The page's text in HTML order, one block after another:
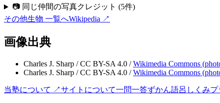
📷 同じ仲間の写真クレジット (5件)
その他生物 一覧へWikipedia ↗
画像出典
Charles J. Sharp /CC BY-SA 4.0 / Wikimedia Commons (
Charles J. Sharp /CC BY-SA 4.0 / Wikimedia Commons (
当塾について ↗サイトについて一問一答ずかん語呂 しくみプ